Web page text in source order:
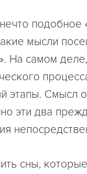
подобное
мысли
На самом
этапы. Смысл
эти два
сны,